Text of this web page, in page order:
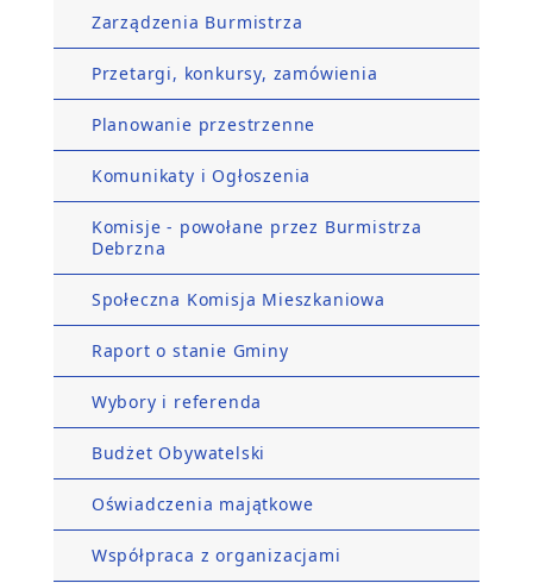
Zarządzenia Burmistrza
Przetargi, konkursy, zamówienia
Planowanie przestrzenne
Komunikaty i Ogłoszenia
Komisje - powołane przez Burmistrza
Debrzna
Społeczna Komisja Mieszkaniowa
Raport o stanie Gminy
Wybory i referenda
Budżet Obywatelski
Oświadczenia majątkowe
Współpraca z organizacjami